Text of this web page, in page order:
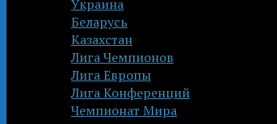
Украина
Беларусь
Казахстан
Лига Чемпионов
Лига Европы
Лига Конференций
Чемпионат Мира